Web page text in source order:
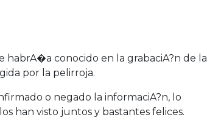
habrA�a conocido en la grabaciA?n de la
por la pelirroja.
o negado la informaciA?n, lo
han visto juntos y bastantes felices.